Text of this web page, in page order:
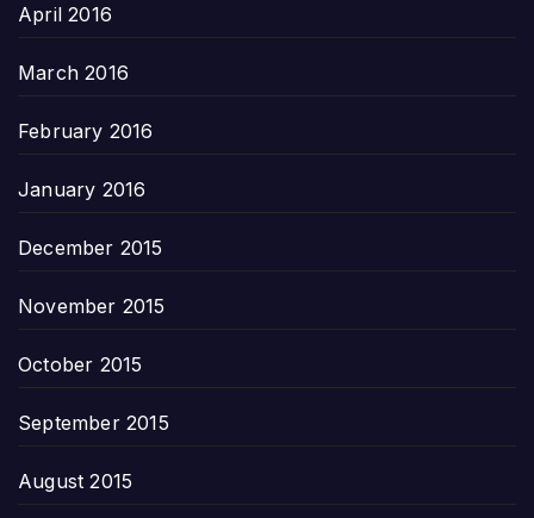
April 2016
March 2016
February 2016
January 2016
December 2015
November 2015
October 2015
September 2015
August 2015